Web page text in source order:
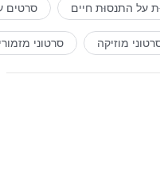
על התנסוּת חיים סרטים
מוזיקה סרטוני